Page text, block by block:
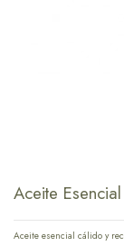
Aceite
Aceite esencial cálido y